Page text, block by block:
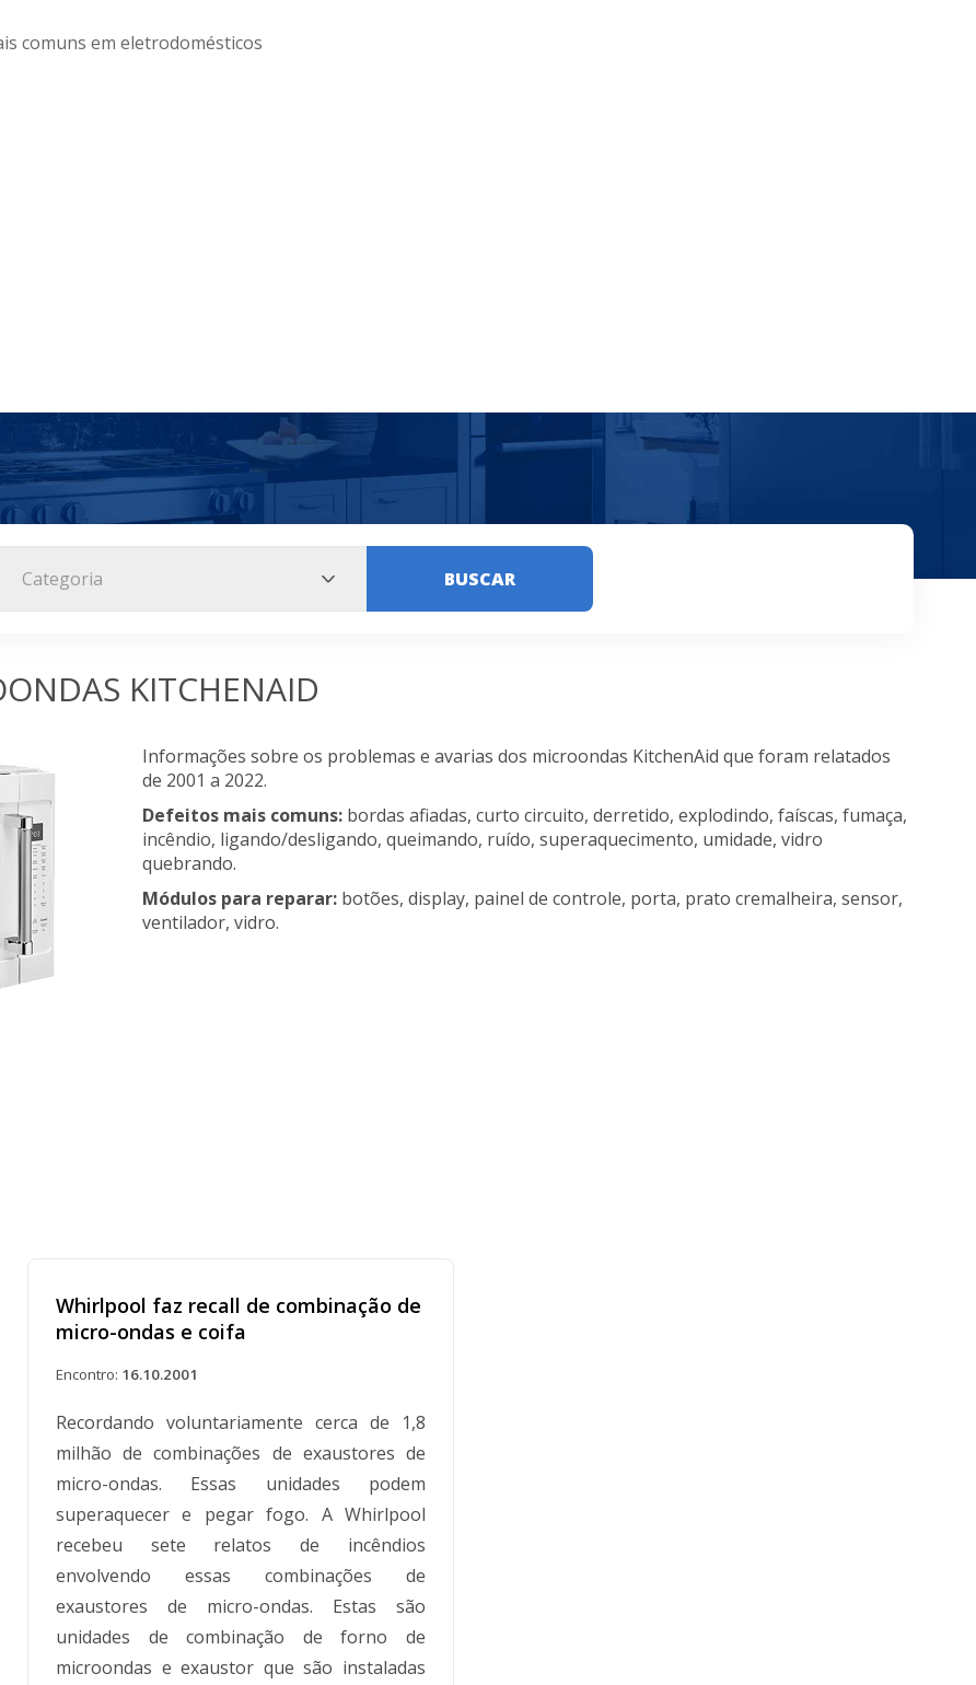
comuns em eletrodomésticos
Categoria BUSCAR
KITCHENAID
Informações sobre os problemas e avarias dos microondas KitchenAid que foram relatados
de 2001 a 2022.
Defeitos mais comuns: bordas afiadas, curto circuito, derretido, explodindo, faíscas, fumaça,
incêndio, ligando/desligando, queimando, ruído, superaquecimento, umidade, vidro
quebrando.
Módulos para reparar: botões, display, painel de controle, porta, prato cremalheira, sensor,
ventilador, vidro.
Whirlpool faz recall de combinação de
micro-ondas e coifa
Encontro: 16.10.2001
Recordando voluntariamente cerca de 1,8
milhão de combinações de exaustores de
micro-ondas. Essas unidades podem
superaquecer e pegar fogo. A Whirlpool
recebeu sete relatos de incêndios
envolvendo essas combinações de
exaustores de micro-ondas. Estas são
unidades de combinação de forno de
microondas e exaustor que são instaladas